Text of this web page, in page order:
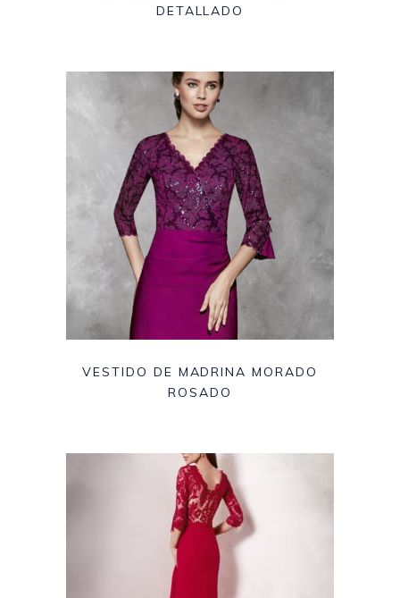
DETALLADO
VESTIDO DE MADRINA MORADO
ROSADO